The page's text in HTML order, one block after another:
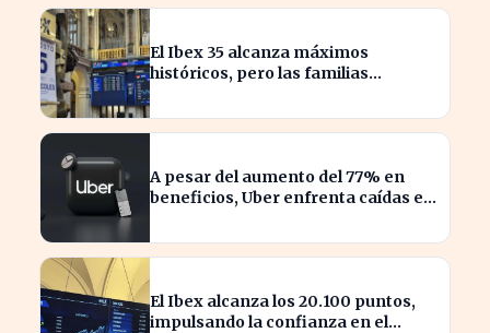
El Ibex 35 alcanza máximos
históricos, pero las familias
A pesar del aumento del 77% en
beneficios, Uber enfrenta caídas en
El Ibex alcanza los 20.100 puntos,
impulsando la confianza en el